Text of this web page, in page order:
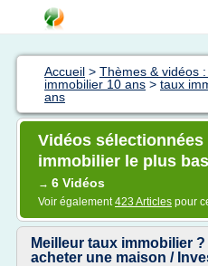
Accueil > Thèmes & vidéos
immobilier 10 ans > taux
ans
Vidéos
immobilier le plus
→ 6 Vidéos
Voir également423 Articles pour
Meilleur taux immobilier
acheter une maison /